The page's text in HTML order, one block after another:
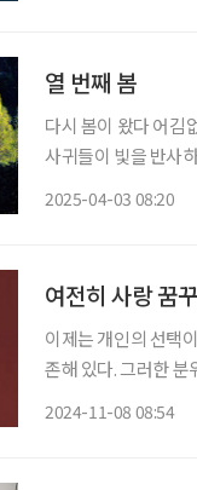
열 번째 봄
다시 봄이 왔다 어김
사귀들이 빛을 반사하며 반짝인다 그리하여 싹을 틔우
2025-04-03 08:20
여전히 사랑 꿈
이제는 개인의 선택
존해 있다. 그러한
2024-11-08 08:54